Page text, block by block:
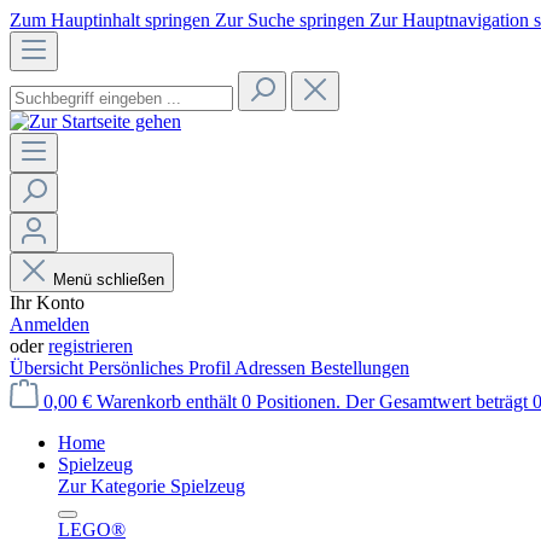
Zum Hauptinhalt springen Zur Suche springen Zur Hauptnavigation
Menü schließen
Ihr Konto
Anmelden
oderregistrieren
Übersicht Persönliches Profil Adressen Bestellungen
0,00 € Warenkorb enthält 0 Positionen. Der Gesamtwert beträgt
Home
Spielzeug
Zur Kategorie Spielzeug
LEGO®